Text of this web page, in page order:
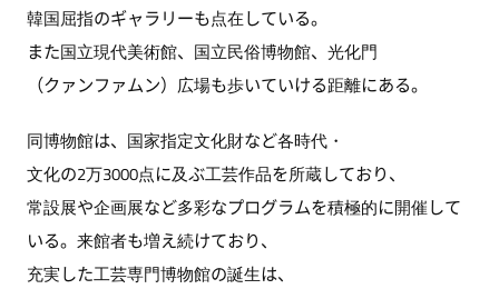
韓国屈指のギャラリーも点在している。
また国立現代美術館、国立民俗博物館、光化門
（クァンファムン）広場も歩いていける距離にある。
同博物館は、国家指定文化財など各時代・
文化の2万3000点に及ぶ工芸作品を所蔵しており、
常設展や企画展など多彩なプログラムを積極的に開催して
いる。来館者も増え続けており、
充実した工芸専門博物館の誕生は、